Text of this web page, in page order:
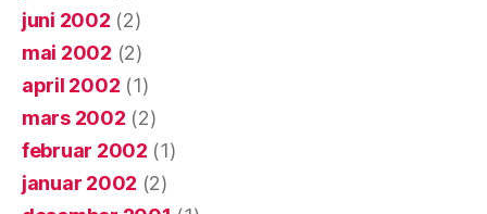
juni 2002 (2)
mai 2002 (2)
april 2002 (1)
mars 2002 (2)
februar 2002 (1)
januar 2002 (2)